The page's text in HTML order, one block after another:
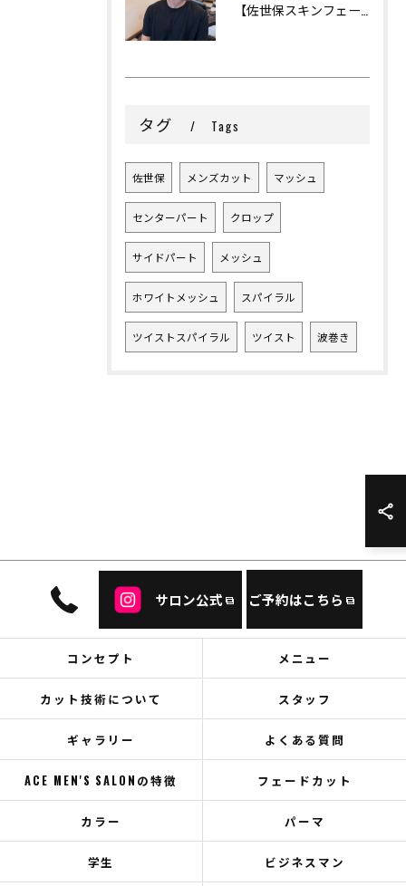
タグ Tags
佐世保 メンズカット マッシュ
センターパート クロップ
サイドパート メッシュ
ホワイトメッシュ スパイラル
ツイストスパイラル ツイスト 波巻き
サロン公式 ご予約はこちら
コンセプト メニュー
カット技術について スタッフ
ギャラリー よくある質問
ACE MEN'S SALONの特徴 フェードカット
カラー パーマ
学生 ビジネスマン